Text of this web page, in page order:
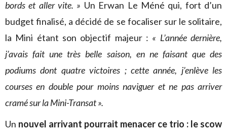
bords et aller vite. » Un Erwan Le Méné qui, fort d’un
budget finalisé, a décidé de se focaliser sur le solitaire,
la Mini étant son objectif majeur : « L’année dernière,
j’avais fait une très belle saison, en ne faisant que des
podiums dont quatre victoires ; cette année, j’enlève les
courses en double pour moins naviguer et ne pas arriver
cramé sur la Mini-Transat ».
Un nouvel arrivant pourrait menacer ce trio : le scow